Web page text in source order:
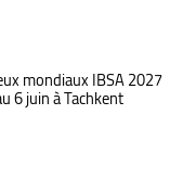
mondiaux IBSA 2027
6 juin à Tachkent